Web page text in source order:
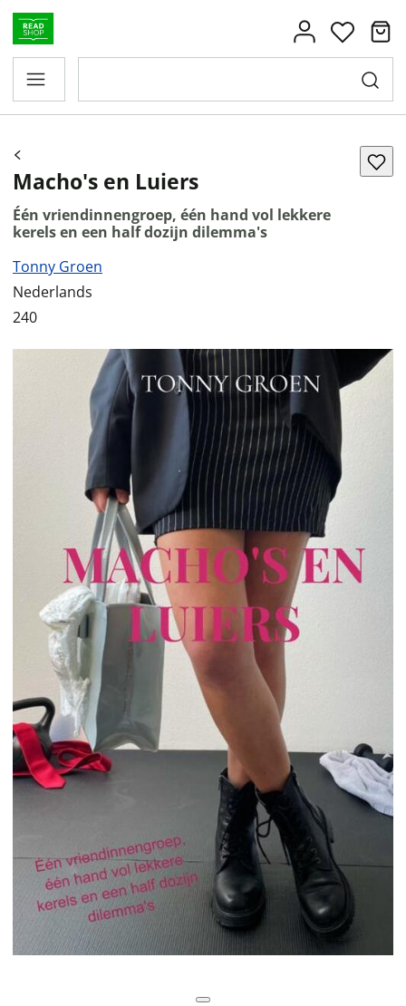
Macho's en Luiers
Één vriendinnengroep, één hand vol lekkere
kerels en een half dozijn dilemma's
Tonny Groen
Nederlands
240